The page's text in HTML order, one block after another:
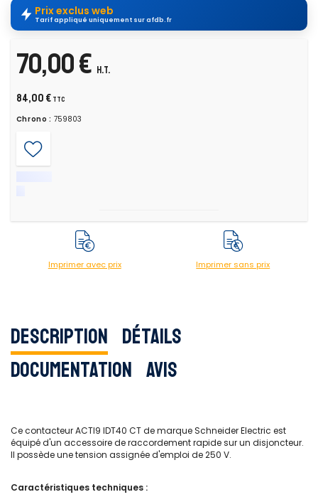
Prix exclus web
Tarif appliqué uniquement sur afdb.fr
70,00 € H.T.
84,00 € TTC
Chrono : 759803
Imprimer avec prix Imprimer sans prix
Description Détails
Documentation Avis
Ce contacteur ACTI9 IDT40 CT de marque Schneider Electric est
équipé d'un accessoire de raccordement rapide sur un disjoncteur.
Il possède une tension assignée d'emploi de 250 V.
Caractéristiques techniques :